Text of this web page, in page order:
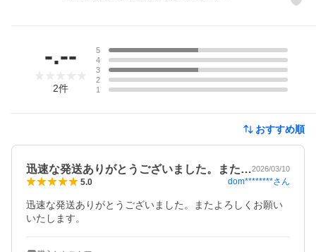
-.--
2件
5
4
3
2
1
おすすめ順
迅速な発送ありがとうございました。また…2026/03/10
5.0 dom********さん
迅速な発送ありがとうございました。またよろしくお願い
いたします。